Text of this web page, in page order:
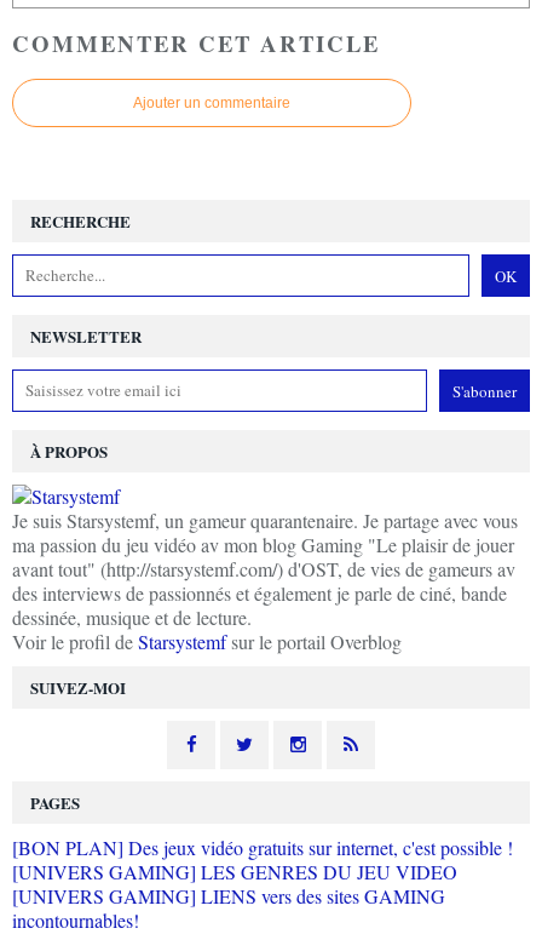
COMMENTER CET ARTICLE
Ajouter un commentaire
NEWSLETTER
SUIVEZ-MOI
RECHERCHE
À PROPOS
Je suis Starsystemf, un gameur quarantenaire. Je partage avec vous
ma passion du jeu vidéo av mon blog Gaming "Le plaisir de jouer
avant tout" (http://starsystemf.com/) d'OST, de vies de gameurs av
des interviews de passionnés et également je parle de ciné, bande
dessinée, musique et de lecture.
Voir le profil deStarsystemfsur le portail Overblog
PAGES
[BON PLAN] Des jeux vidéo gratuits sur internet, c'est possible !
[UNIVERS GAMING] LES GENRES DU JEU VIDEO
[UNIVERS GAMING] LIENS vers des sites GAMING
incontournables!